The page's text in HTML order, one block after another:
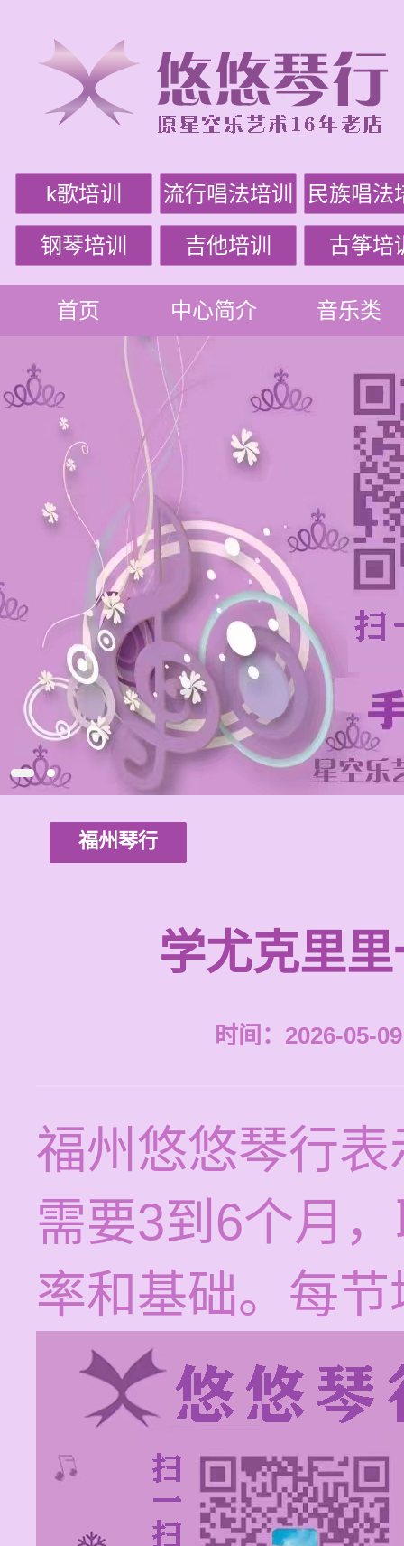
k歌培训 流行唱法培训 民族唱法
钢琴培训 吉他培训 古筝培
首页 中心简介 音乐类
福州琴行
学尤克里
时间：2026-05-
福州悠悠琴行
需要3到6个月
率和基础。每